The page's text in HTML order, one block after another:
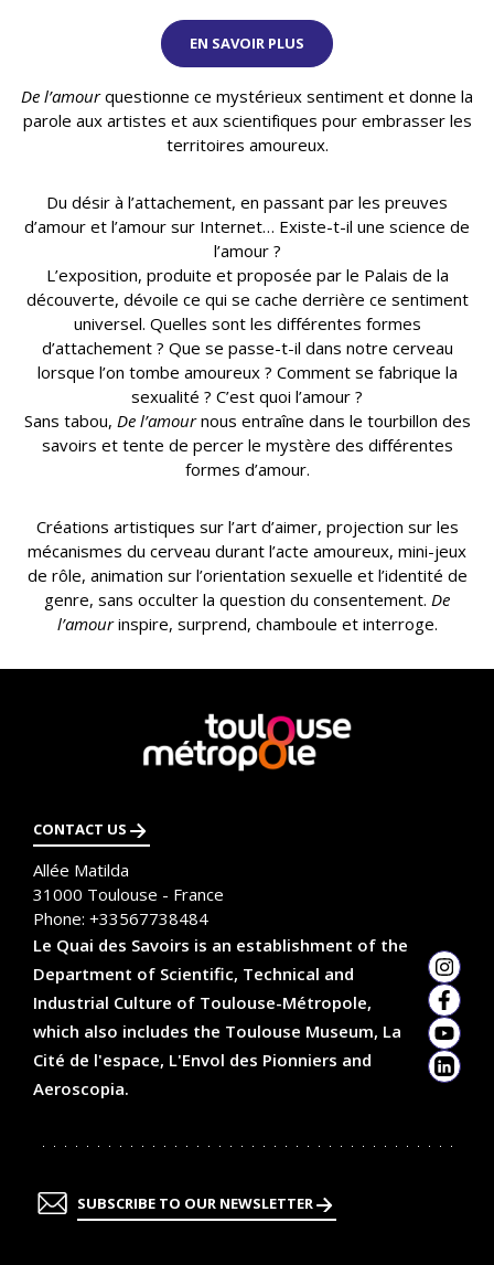
EN SAVOIR PLUS
De l’amourquestionne ce mystérieux sentiment et donne la
parole aux artistes et aux scientifiques pour embrasser les
territoires amoureux.
Du désir à l’attachement, en passant par les preuves
d’amour et l’amour sur Internet… Existe-t-il une science de
l’amour ?
L’exposition, produite et proposée par le Palais de la
découverte, dévoile ce qui se cache derrière ce sentiment
universel. Quelles sont les différentes formes
d’attachement ? Que se passe-t-il dans notre cerveau
lorsque l’on tombe amoureux ? Comment se fabrique la
sexualité ? C’est quoi l’amour ?
Sans tabou, De l’amournous entraîne dans le tourbillon des
savoirs et tente de percer le mystère des différentes
formes d’amour.
Créations artistiques sur l’art d’aimer, projection sur les
mécanismes du cerveau durant l’acte amoureux, mini-jeux
de rôle, animation sur l’orientation sexuelle et l’identité de
genre, sans occulter la question du consentement. De
l’amourinspire, surprend, chamboule et interroge.
En
savoir
plus
CONTACT US
Allée Matilda
31000 Toulouse - France
Phone: +33567738484
Le Quai des Savoirs is an establishment of the
Department of Scientific, Technical and
Industrial Culture of Toulouse-Métropole,
which also includes the Toulouse Museum, La
Cité de l'espace, L'Envol des Pionniers and
Aeroscopia.
SUBSCRIBE TO OUR NEWSLETTER